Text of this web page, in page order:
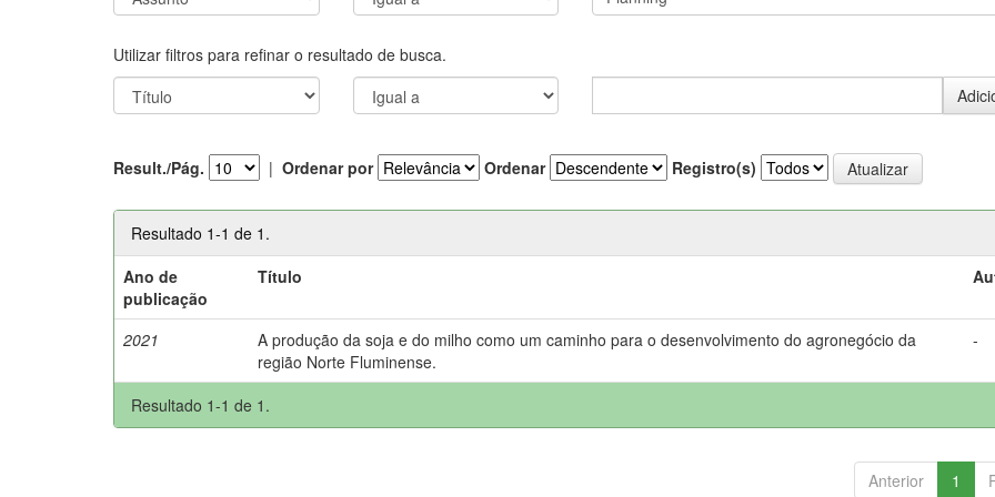
Utilizar filtros para refinar o resultado de busca.
Result./Pág. | Ordenar por Ordenar Registro(s)
Resultado 1-1 de 1.
Ano de
publicação
Título
2021
A produção da soja e do milho como um caminho para o desenvolvimento do agronegócio da
região Norte Fluminense.
-
Resultado 1-1 de 1.
Anterior 1